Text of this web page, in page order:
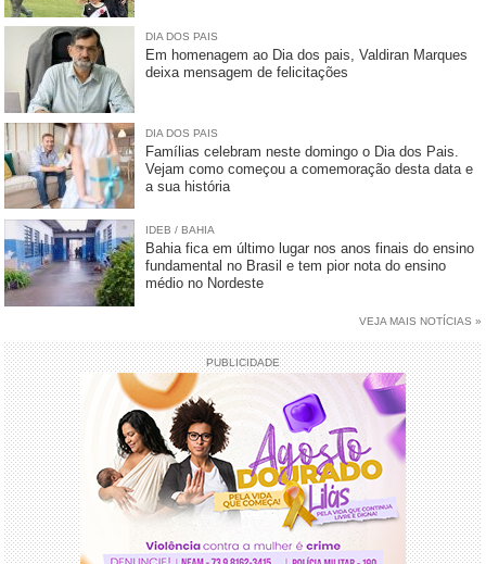
DIA DOS PAIS
Em homenagem ao Dia dos pais, Valdiran Marques
deixa mensagem de felicitações
DIA DOS PAIS
Famílias celebram neste domingo o Dia dos Pais.
Vejam como começou a comemoração desta data e
a sua história
IDEB / BAHIA
Bahia fica em último lugar nos anos finais do ensino
fundamental no Brasil e tem pior nota do ensino
médio no Nordeste
VEJA MAIS NOTÍCIAS »
PUBLICIDADE